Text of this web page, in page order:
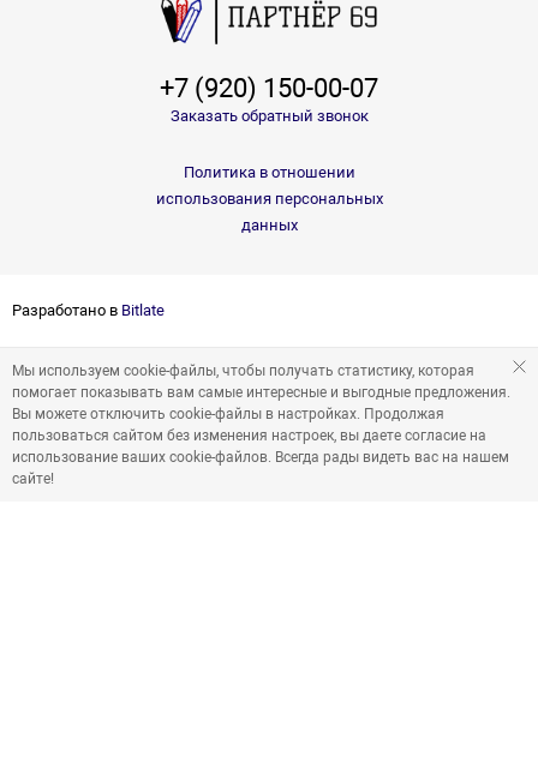
+7 (920) 150-00-07
Заказать обратный звонок
Политика в отношении
использования персональных
данных
Разработано в Bitlate
Мы используем cookie-файлы, чтобы получать статистику, которая
помогает показывать вам самые интересные и выгодные предложения.
Вы можете отключить cookie-файлы в настройках. Продолжая
пользоваться сайтом без изменения настроек, вы даете согласие на
использование ваших cookie-файлов. Всегда рады видеть вас на нашем
сайте!